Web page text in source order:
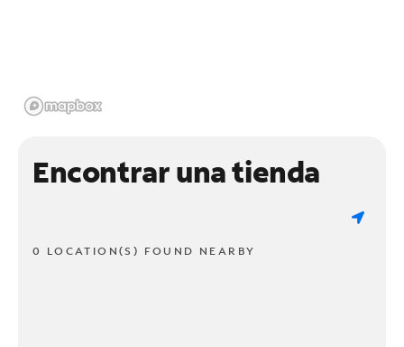
Encontrar una tienda
0 LOCATION(S) FOUND NEARBY